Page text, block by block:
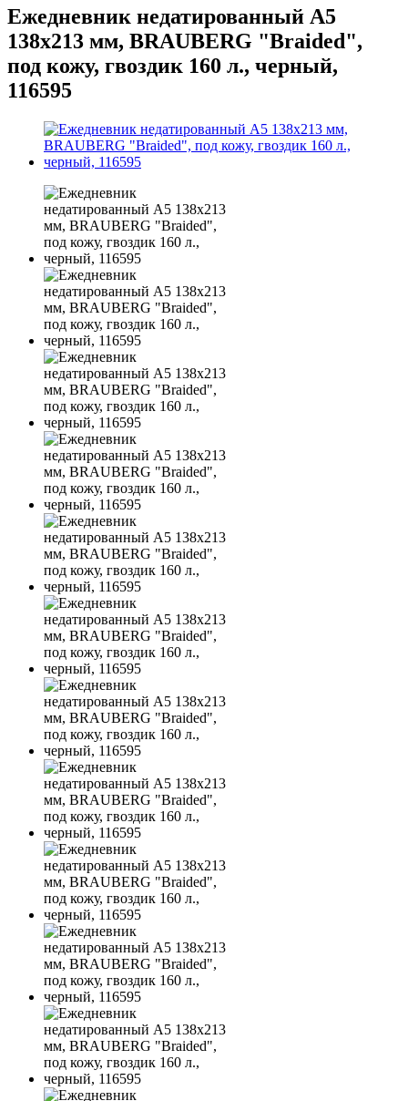
Ежедневник недатированный А5
138х213 мм, BRAUBERG "Braided",
под кожу, гвоздик 160 л., черный,
116595